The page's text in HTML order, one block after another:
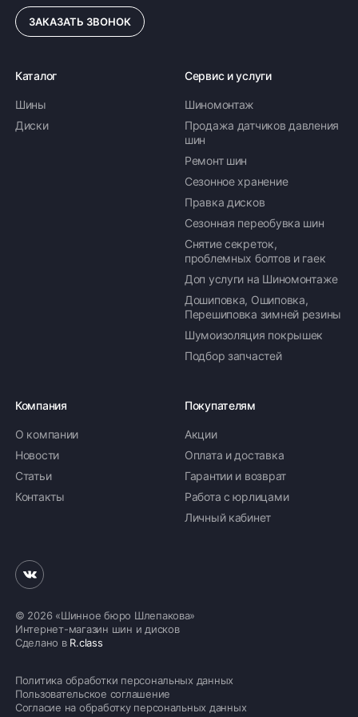
ПОДРОБНЕЕ ОБ ДОСТАВКЕ
Оплата заказа
Возможна картой, наличными при получении,
также доступно оформление кредита и
формирование счёта для Юр.Лица
ЗАКАЗАТЬ ЗВОНОК
Каталог
Шины
Диски
Сервис и услуги
Шиномонтаж
Продажа датчиков давления
шин
Ремонт шин
Сезонное хранение
Правка дисков
Сезонная переобувка шин
Снятие секреток,
проблемных болтов и гаек
Доп услуги на Шиномонтаже
Дошиповка, Ошиповка,
Перешиповка зимней резины
Шумоизоляция покрышек
Подбор запчастей
Компания
О компании
Новости
Статьи
Контакты
Покупателям
Акции
Оплата и доставка
Гарантии и возврат
Работа с юрлицами
Личный кабинет
© 2026 «Шинное бюро Шлепакова»
Интернет-магазин шин и дисков
Сделано в R.class
Политика обработки персональных данных
Пользовательское соглашение
Согласие на обработку персональных данных